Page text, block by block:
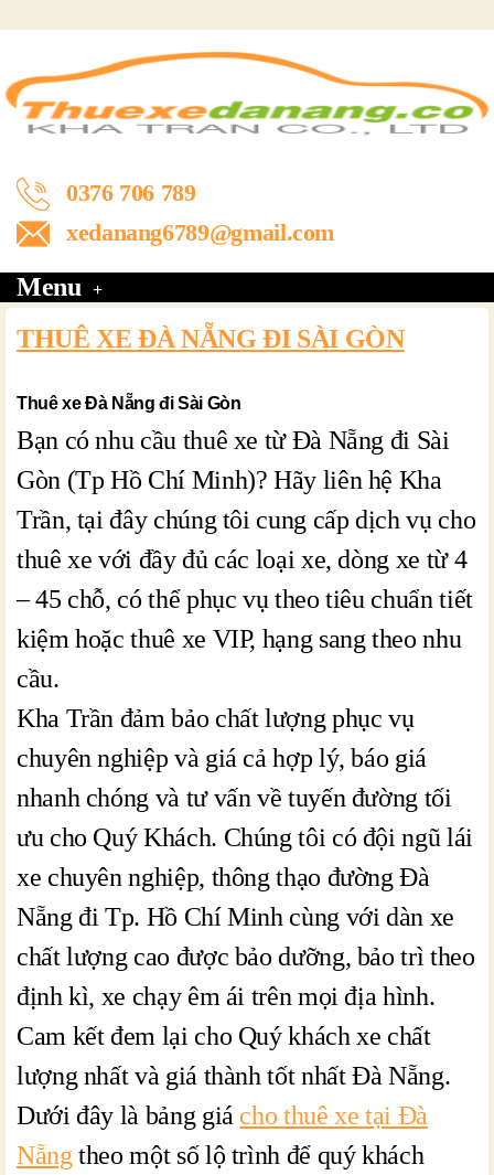
0376 706 789
xedanang6789@gmail.com
Menu
THUÊ XE ĐÀ NẴNG ĐI SÀI GÒN
Thuê xe Đà Nẵng đi Sài Gòn
Bạn có nhu cầu thuê xe từ Đà Nẵng đi Sài
Gòn (Tp Hồ Chí Minh)? Hãy liên hệ Kha
Trần, tại đây chúng tôi cung cấp dịch vụ cho
thuê xe với đầy đủ các loại xe, dòng xe từ 4
– 45 chỗ, có thể phục vụ theo tiêu chuẩn tiết
kiệm hoặc thuê xe VIP, hạng sang theo nhu
cầu.
Kha Trần đảm bảo chất lượng phục vụ
chuyên nghiệp và giá cả hợp lý, báo giá
nhanh chóng và tư vấn về tuyến đường tối
ưu cho Quý Khách. Chúng tôi có đội ngũ lái
xe chuyên nghiệp, thông thạo đường Đà
Nẵng đi Tp. Hồ Chí Minh cùng với dàn xe
chất lượng cao được bảo dưỡng, bảo trì theo
định kì, xe chạy êm ái trên mọi địa hình.
Cam kết đem lại cho Quý khách xe chất
lượng nhất và giá thành tốt nhất Đà Nẵng.
Dưới đây là bảng giá cho thuê xe tại Đà
Nẵng theo một số lộ trình để quý khách